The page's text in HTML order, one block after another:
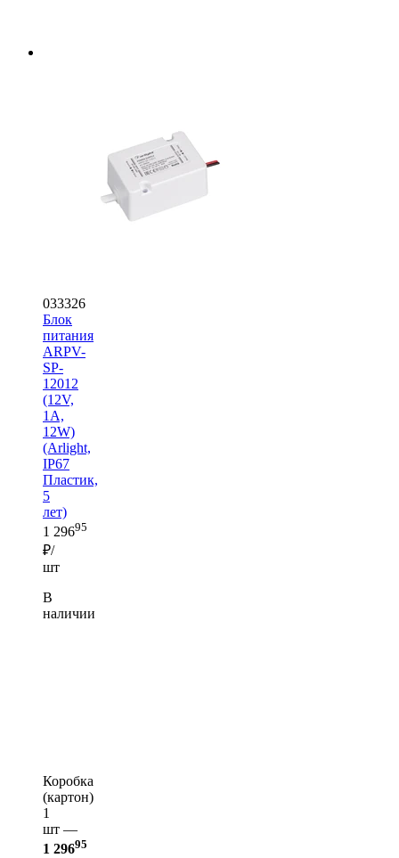
033326
Блок
питания
ARPV-
SP-
12012
(12V,
1A,
12W)
(Arlight,
IP67
Пластик,
5
лет)
1 29695
₽/
шт
В
наличии
Коробка
(картон)
1
шт —
1 29695